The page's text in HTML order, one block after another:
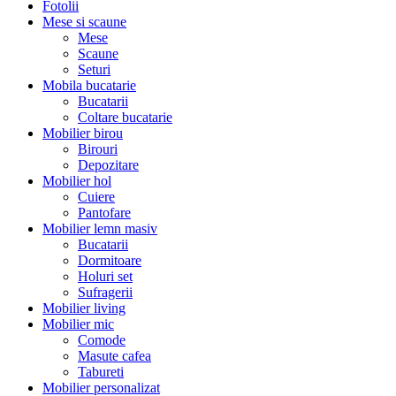
Fotolii
Mese si scaune
Mese
Scaune
Seturi
Mobila bucatarie
Bucatarii
Coltare bucatarie
Mobilier birou
Birouri
Depozitare
Mobilier hol
Cuiere
Pantofare
Mobilier lemn masiv
Bucatarii
Dormitoare
Holuri set
Sufragerii
Mobilier living
Mobilier mic
Comode
Masute cafea
Tabureti
Mobilier personalizat